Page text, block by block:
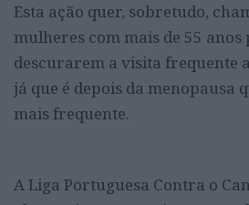
Esta ação quer, sobretudo,
mulheres com mais de 55 anos
descurarem a visita frequente
já que é depois da menopausa
mais frequente.
A Liga Portuguesa Contra o